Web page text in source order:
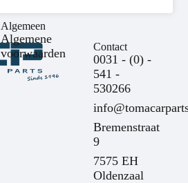
Algemeen
Algemene
voorwaarden
Contact
0031 - (0) -
541 -
530266
Bremenstraat
9
7575 EH
Oldenzaal